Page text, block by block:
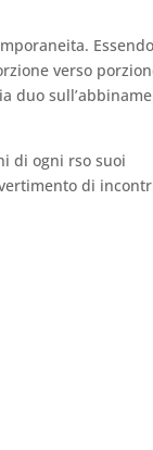
verso
duo
di ogni rso suoi
di